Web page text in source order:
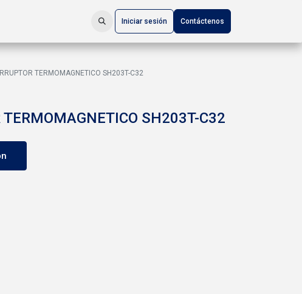
Iniciar sesión Contáctenos
TERMOMAGNETICO SH203T-C32
TERMOMAGNETICO SH203T-C32